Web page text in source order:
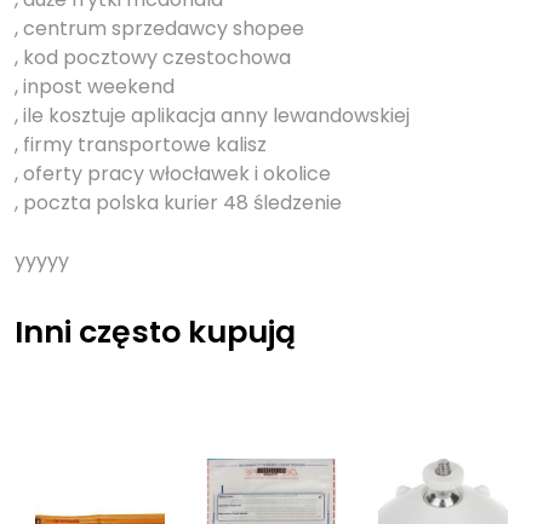
, centrum sprzedawcy shopee
, kod pocztowy czestochowa
, inpost weekend
, ile kosztuje aplikacja anny lewandowskiej
, firmy transportowe kalisz
, oferty pracy włocławek i okolice
, poczta polska kurier 48 śledzenie
yyyyy
Inni często kupują